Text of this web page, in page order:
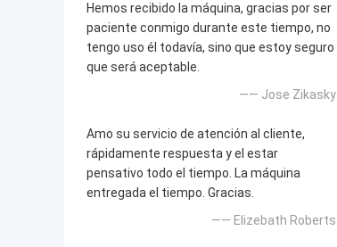
Hemos recibido la máquina, gracias por ser
paciente conmigo durante este tiempo, no
tengo uso él todavía, sino que estoy seguro
que será aceptable.
—— Jose Zikasky
Amo su servicio de atención al cliente,
rápidamente respuesta y el estar
pensativo todo el tiempo. La máquina
entregada el tiempo. Gracias.
—— Elizebath Roberts